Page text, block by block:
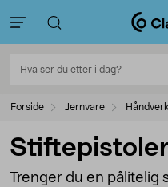
Forside Jernvare
Trenger du en pålitelig